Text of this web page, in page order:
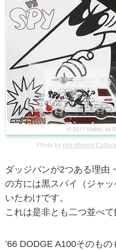
Photo by Hot Wheels
ダッジバンが2つある理由
の方には黒スパイ（ジャ
いたわけです。
これは是非とも二つ並べて
’66 DODGE A100そのも